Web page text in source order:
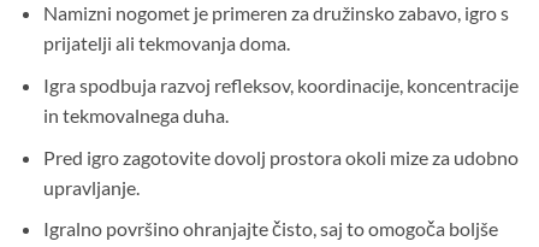
Namizni nogomet je primeren za družinsko zabavo, igro s
prijatelji ali tekmovanja doma.
Igra spodbuja razvoj refleksov, koordinacije, koncentracije
in tekmovalnega duha.
Pred igro zagotovite dovolj prostora okoli mize za udobno
upravljanje.
Igralno površino ohranjajte čisto, saj to omogoča boljše